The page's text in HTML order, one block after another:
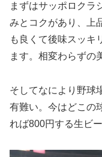
まずはサッポロクラ
みとコクがあり、上
も良くて後味スッキ
ます。相変わらず
そしてなにより野球
有難い。今はどこの
れば800円する生ビ